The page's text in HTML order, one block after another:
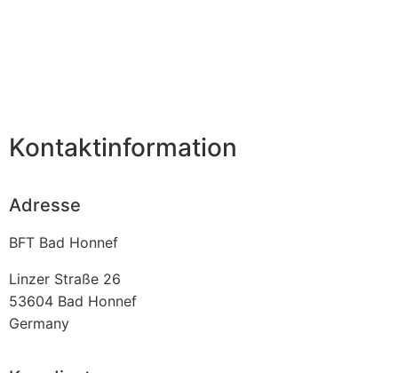
Kontaktinformation
Adresse
BFT Bad Honnef
Linzer Straße 26
53604 Bad Honnef
Germany